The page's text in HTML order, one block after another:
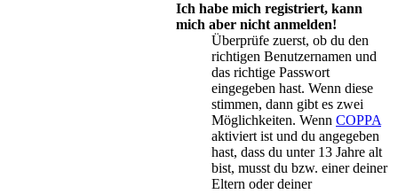
Ich habe mich registriert, kann
mich aber nicht anmelden!
Überprüfe zuerst, ob du den
richtigen Benutzernamen und
das richtige Passwort
eingegeben hast. Wenn diese
stimmen, dann gibt es zwei
Möglichkeiten. Wenn COPPA
aktiviert ist und du angegeben
hast, dass du unter 13 Jahre alt
bist, musst du bzw. einer deiner
Eltern oder deiner